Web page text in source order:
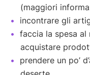
(maggiori
incontrare gli
faccia la spesa
acquistare
prendere un po’